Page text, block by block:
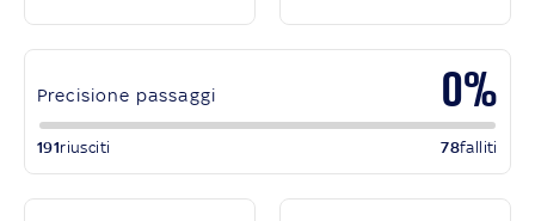
Precisione passaggi 0%
191riusciti 78falliti